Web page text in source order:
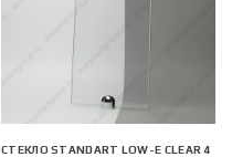
СТЕКЛО STANDART LOW-E CLEAR 4